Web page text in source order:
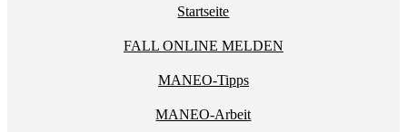
Startseite
FALL ONLINE MELDEN
MANEO-Tipps
MANEO-Arbeit